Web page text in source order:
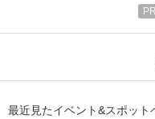
最近見たイベント&スポット